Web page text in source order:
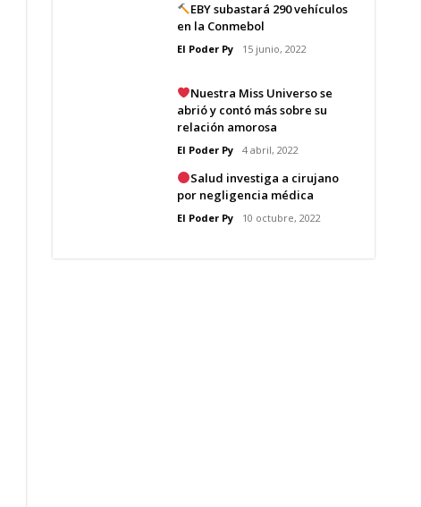
EBY subastará 290 vehículos
en la Conmebol
El Poder Py 15 junio, 2022
Nuestra Miss Universo se
abrió y contó más sobre su
relación amorosa
El Poder Py 4 abril, 2022
Salud investiga a cirujano
por negligencia médica
El Poder Py 10 octubre, 2022